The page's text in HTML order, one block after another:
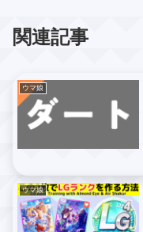
関連記事
ウマ娘
ウマ娘